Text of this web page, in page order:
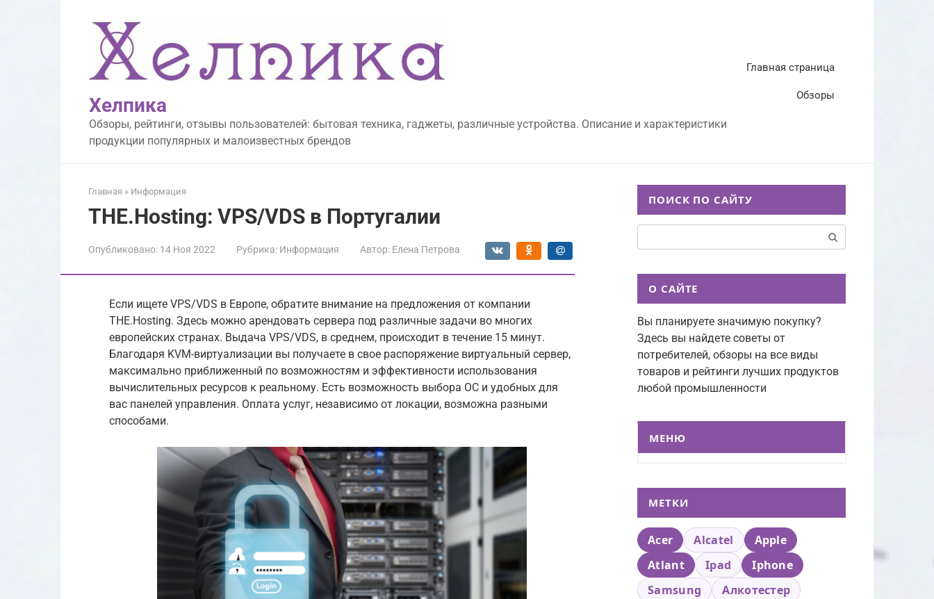
Хелпика
Обзоры, рейтинги, отзывы пользователей: бытовая техника, гаджеты, различные устройства. Описание и характеристики
продукции популярных и малоизвестных брендов
Главная страница
Обзоры
Главная » Информация
THE.Hosting: VPS/VDS в Португалии
Опубликовано: 14 Ноя 2022 Рубрика: Информация Автор: Елена Петрова
Если ищете VPS/VDS в Европе, обратите внимание на предложения от компании
THE.Hosting. Здесь можно арендовать сервера под различные задачи во многих
европейских странах. Выдача VPS/VDS, в среднем, происходит в течение 15 минут.
Благодаря KVM-виртуализации вы получаете в свое распоряжение виртуальный сервер,
максимально приближенный по возможностям и эффективности использования
вычислительных ресурсов к реальному. Есть возможность выбора ОС и удобных для
вас панелей управления. Оплата услуг, независимо от локации, возможна разными
способами.
ПОИСК ПО САЙТУ
О САЙТЕ
Вы планируете значимую покупку?
Здесь вы найдете советы от
потребителей, обзоры на все виды
товаров и рейтинги лучших продуктов
любой промышленности
МЕНЮ
МЕТКИ
Acer Alcatel
Apple
Atlant
Ipad
Iphone
Samsung
Алкотестер